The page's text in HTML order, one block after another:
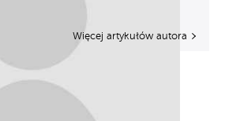
Więcej artykułów autora